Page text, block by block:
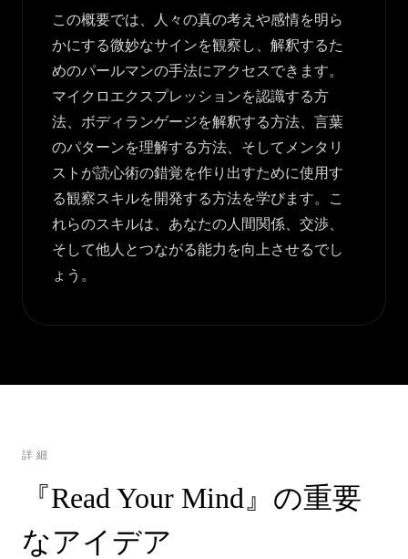
この概要では、人々の真の考えや感情を明ら
かにする微妙なサインを観察し、解釈するた
めのパールマンの手法にアクセスできます。
マイクロエクスプレッションを認識する方
法、ボディランゲージを解釈する方法、言葉
のパターンを理解する方法、そしてメンタリ
ストが読心術の錯覚を作り出すために使用す
る観察スキルを開発する方法を学びます。こ
れらのスキルは、あなたの人間関係、交渉、
そして他人とつながる能力を向上させるでし
ょう。
詳細
『Read Your Mind』の重要
なアイデア